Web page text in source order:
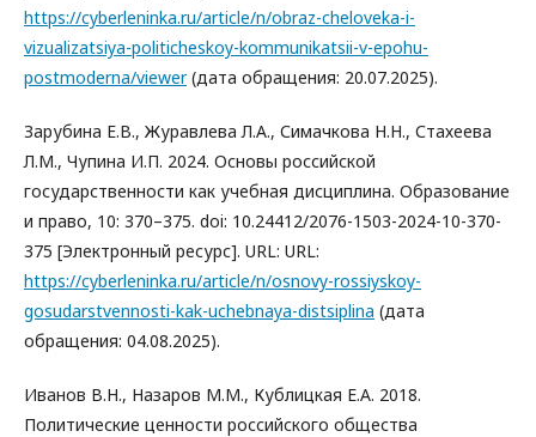
https://cyberleninka.ru/article/n/obraz-cheloveka-i-
vizualizatsiya-politicheskoy-kommunikatsii-v-epohu-
postmoderna/viewer(дата обращения: 20.07.2025).
Зарубина Е.В., Журавлева Л.А., Симачкова Н.Н., Стахеева
Л.М., Чупина И.П. 2024. Основы российской
государственности как учебная дисциплина. Образование
и право, 10: 370–375. doi: 10.24412/2076-1503-2024-10-370-
375 [Электронный ресурс]. URL: URL:
https://cyberleninka.ru/article/n/osnovy-rossiyskoy-
gosudarstvennosti-kak-uchebnaya-distsiplina (дата
обращения: 04.08.2025).
Иванов В.Н., Назаров М.М., Кублицкая Е.А. 2018.
Политические ценности российского общества